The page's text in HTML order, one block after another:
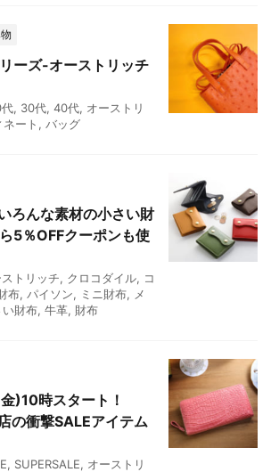
ーズ-オーストリッチ
, 30代, 40代, オーストリ
ネート , バッグ
ろんな素材の小さい財
5％OFFクーポンも使
トリッチ, クロコダイル, コ
布, パイソン, ミニ財布, メ
い財布, 牛革, 財布
)10時スタート！
の衝撃SALEアイテム
, SUPERSALE, オーストリ